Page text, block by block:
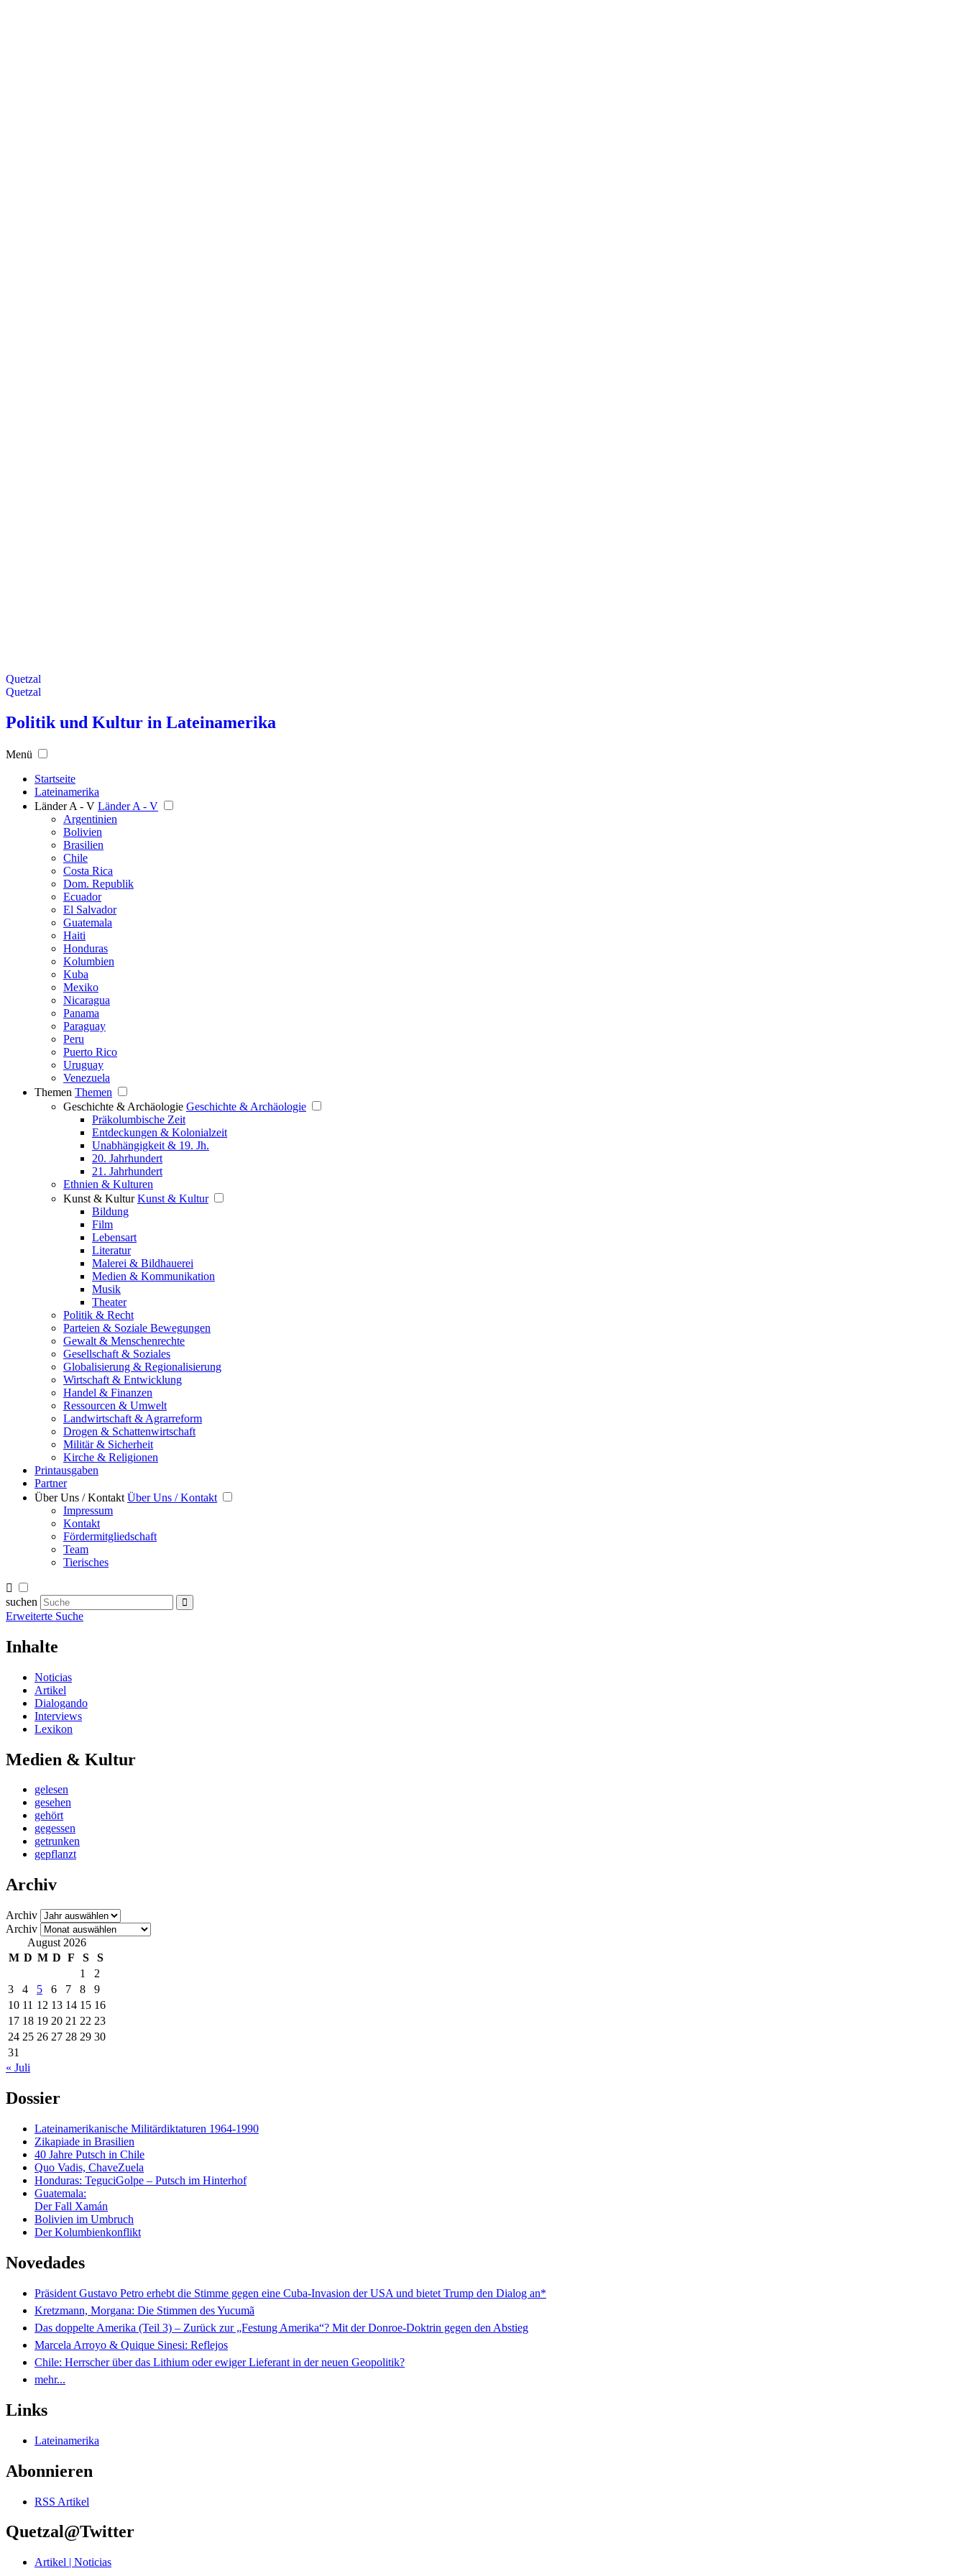
Quetzal
Quetzal
Politik und Kultur in Lateinamerika
Menü
Startseite
Lateinamerika
Länder A - V Länder A - V
Argentinien
Bolivien
Brasilien
Chile
Costa Rica
Dom. Republik
Ecuador
El Salvador
Guatemala
Haiti
Honduras
Kolumbien
Kuba
Mexiko
Nicaragua
Panama
Paraguay
Peru
Puerto Rico
Uruguay
Venezuela
Themen Themen
Geschichte & Archäologie Geschichte & Archäologie
Präkolumbische Zeit
Entdeckungen & Kolonialzeit
Unabhängigkeit & 19. Jh.
20. Jahrhundert
21. Jahrhundert
Ethnien & Kulturen
Kunst & Kultur Kunst & Kultur
Bildung
Film
Lebensart
Literatur
Malerei & Bildhauerei
Medien & Kommunikation
Musik
Theater
Politik & Recht
Parteien & Soziale Bewegungen
Gewalt & Menschenrechte
Gesellschaft & Soziales
Globalisierung & Regionalisierung
Wirtschaft & Entwicklung
Handel & Finanzen
Ressourcen & Umwelt
Landwirtschaft & Agrarreform
Drogen & Schattenwirtschaft
Militär & Sicherheit
Kirche & Religionen
Printausgaben
Partner
Über Uns / Kontakt Über Uns / Kontakt
Impressum
Kontakt
Fördermitgliedschaft
Team
Tierisches
suchen
Erweiterte Suche
Inhalte
Noticias
Artikel
Dialogando
Interviews
Lexikon
Medien & Kultur
gelesen
gesehen
gehört
gegessen
getrunken
gepflanzt
Archiv
Archiv
Archiv
August 2026
M D M D F S
S
1
2
3
4 5 6 7 8
9
10 11 12 13 14 15 16
17 18 19 20 21 22 23
24 25 26 27 28 29 30
31
« Juli
Dossier
Lateinamerikanische Militärdiktaturen 1964-1990
Zikapiade in Brasilien
40 Jahre Putsch in Chile
Quo Vadis, ChaveZuela
Honduras: TeguciGolpe – Putsch im Hinterhof
Guatemala:
Der Fall Xamán
Bolivien im Umbruch
Der Kolumbienkonflikt
Novedades
Präsident Gustavo Petro erhebt die Stimme gegen eine Cuba-Invasion der USA und bietet Trump den Dialog an*
Kretzmann, Morgana: Die Stimmen des Yucumã
Das doppelte Amerika (Teil 3) – Zurück zur „Festung Amerika“? Mit der Donroe-Doktrin gegen den Abstieg
Marcela Arroyo & Quique Sinesi: Reflejos
Chile: Herrscher über das Lithium oder ewiger Lieferant in der neuen Geopolitik?
mehr...
Links
Lateinamerika
Abonnieren
RSS Artikel
Quetzal@Twitter
Artikel | Noticias